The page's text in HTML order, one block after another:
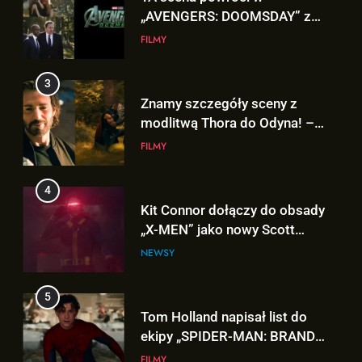
Znamy szczegóły sceny z
modlitwą Thora do Odyna! –
„AVENGERS: DOOMSDAY”
FILMY
4
Kit Connor dołączy do obsady
„X-MEN” jako nowy Scott
Summers!
NEWSY
5
Tom Holland napisał list do
ekipy „SPIDER-MAN: BRAND
NEW DAY” i… potwierdził swój
FILMY
6
TA figurka LEGO
Niesamowitego Spider-Mana
5
Tom Holland napisał list do
ekipy „SPIDER-MAN: BRAND